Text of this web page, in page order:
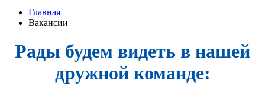
Главная
Вакансии
Рады будем видеть в нашей
дружной команде: